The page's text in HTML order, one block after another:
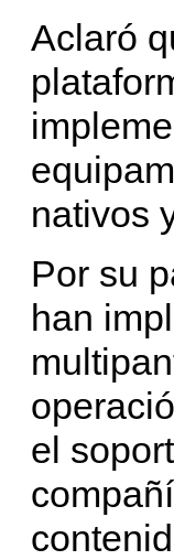
Aclaró
nativos
Por su
han
el